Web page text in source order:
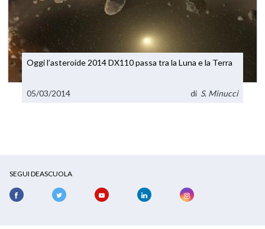
Oggi l’asteroide 2014 DX110 passa tra la Luna e la Terra
05/03/2014 di S. Minucci
SEGUI DEASCUOLA